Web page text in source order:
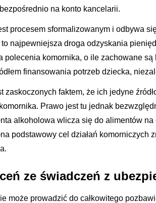
na konto kancelarii.
procesem sformalizowanym i odbywa
najpewniejsza droga odzyskania
polecenia komornika, o ile zachowane
finansowania potrzeb dziecka,
zaskoczonych faktem, że ich jedyne
Prawo jest tu jednak
alkoholowa wlicza się do alimentów
podstawowy cel działań komorniczych
ze świadczeń z
może prowadzić do całkowitego